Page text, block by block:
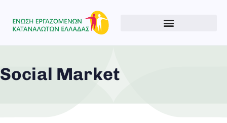
Social Market